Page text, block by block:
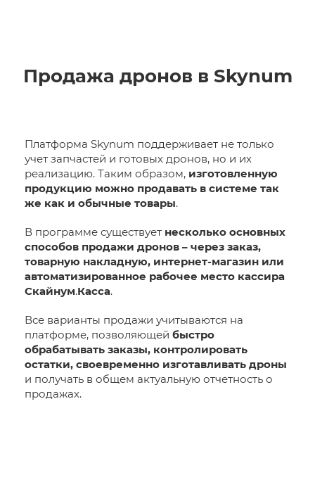
Продажа дронов в Skynum
Платформа Skynum поддерживает не только
учет запчастей и готовых дронов, но и их
реализацию. Таким образом, изготовленную
продукцию можно продавать в системе так
же как и обычные товары.
В программе существует несколько основных
способов продажи дронов – через заказ,
товарную накладную, интернет-магазин или
автоматизированное рабочее место кассира
Скайнум.Касса.
Все варианты продажи учитываются на
платформе, позволяющей быстро
обрабатывать заказы, контролировать
остатки, своевременно изготавливать дроны
и получать в общем актуальную отчетность о
продажах.